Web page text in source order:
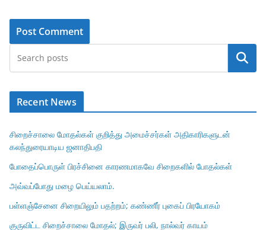
Search
Recent News
சிறைச்சாலை மோதல்கள் குறித்து அமைச்சர்கள் அதிகாரிகளுடன்
கலந்துரையாடிய ஜனாதிபதி
போதைப்பொருள் பிரச்சினை காரணமாகவே சிறைகளில் போதல்கள்
அவ்வப்போது மழை பெய்யலாம்.
பள்ளஞ்சேனை சிறையிலும் பதற்றம்; கண்ணீர் புகைப் பிரயோகம்
குருவிட்ட சிறைச்சாலை மோதல்; இருவர் பலி, நால்வர் காயம்